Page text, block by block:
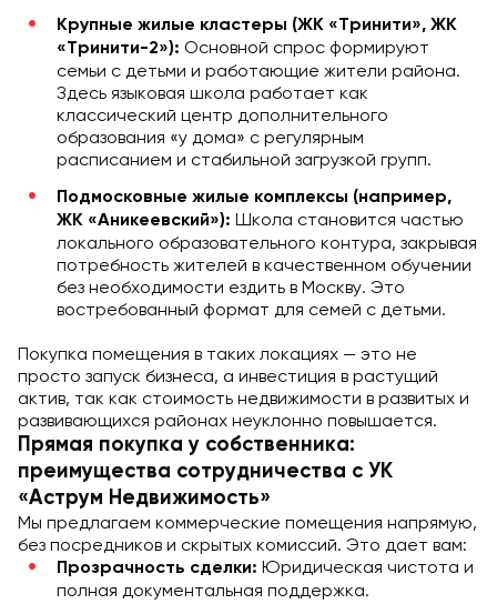
Крупные жилые кластеры (ЖК «Тринити», ЖК
«Тринити-2»): Основной спрос формируют
семьи с детьми и работающие жители района.
Здесь языковая школа работает как
классический центр дополнительного
образования «у дома» с регулярным
расписанием и стабильной загрузкой групп.
Подмосковные жилые комплексы (например,
ЖК «Аникеевский»): Школа становится частью
локального образовательного контура, закрывая
потребность жителей в качественном обучении
без необходимости ездить в Москву. Это
востребованный формат для семей с детьми.
Покупка помещения в таких локациях — это не
просто запуск бизнеса, а инвестиция в растущий
актив, так как стоимость недвижимости в развитых и
развивающихся районах неуклонно повышается.
Прямая покупка у собственника:
преимущества сотрудничества с УК
«Аструм Недвижимость»
Мы предлагаем коммерческие помещения напрямую,
без посредников и скрытых комиссий. Это дает вам:
Прозрачность сделки: Юридическая чистота и
полная документальная поддержка.